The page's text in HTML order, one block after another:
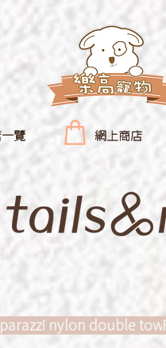
覽 網上商店
nylon double